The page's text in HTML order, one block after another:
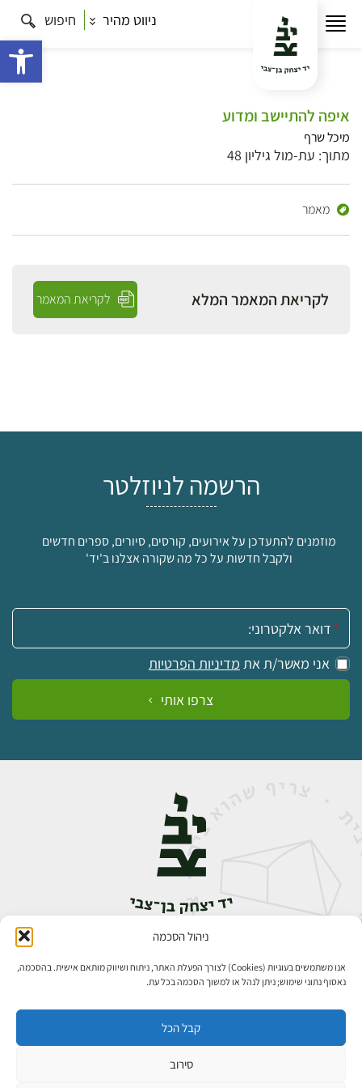
ניהול הסכמה
אנו משתמשים בעוגיות (Cookies) לצורך הפעלת האתר, ניתוח ושיווק מותאם אישית. בהסכמה,
נאסוף נתוני שימוש; ניתן לנהל או למשוך הסכמה בכל עת.
קבל הכל
סירוב
ניווט מהיר חיפוש
איפה להתיישב ומדוע
מיכל שרף
מתוך: עת-מול גיליון 48
מאמר
לקריאת המאמר המלא לקריאת המאמר
הרשמה לניוזלטר
מוזמנים להתעדכן על אירועים, קורסים, סיורים, ספרים חדשים
ולקבל חדשות על כל מה שקורה אצלנו ב'יד'
אימייל:
אני מאשר/ת את מדיניות הפרטיות
צרפו אותי
אבן גבירול 14, רחביה, ירושלים